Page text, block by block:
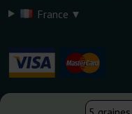
France ▾